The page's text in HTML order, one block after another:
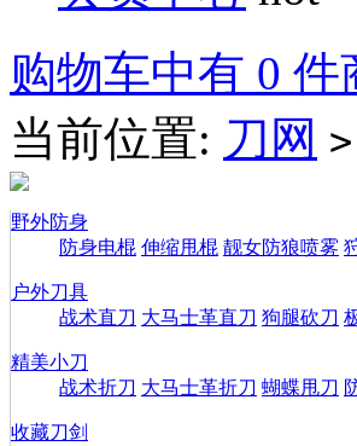
购物车中有 0 件
当前位置: 刀网 >
野外防身
防身电棍 伸缩甩棍 靓女防狼喷雾
户外刀具
战术直刀 大马士革直刀 狗腿砍刀
精美小刀
战术折刀 大马士革折刀 蝴蝶甩刀
收藏刀剑